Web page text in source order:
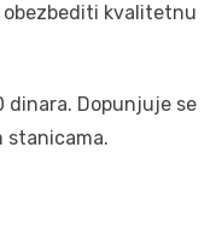
obezbediti kvalitetnu
dinara. Dopunjuje se
stanicama.